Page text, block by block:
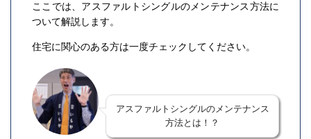
ここでは、アスファルトシングルのメンテナンス方法に
ついて解説します。
住宅に関心のある方は一度チェックしてください。
アスファルトシングルのメンテナンス
方法とは！？